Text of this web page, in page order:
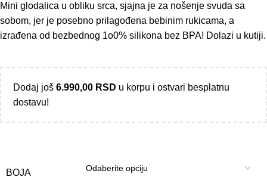
Mini glodalica u obliku srca, sjajna je za nošenje svuda sa
sobom, jer je posebno prilagođena bebinim rukicama, a
izrađena od bezbednog 1o0% silikona bez BPA! Dolazi u kutiji.
Dodaj još 6.990,00 RSD u korpu i ostvari besplatnu
dostavu!
BOJA